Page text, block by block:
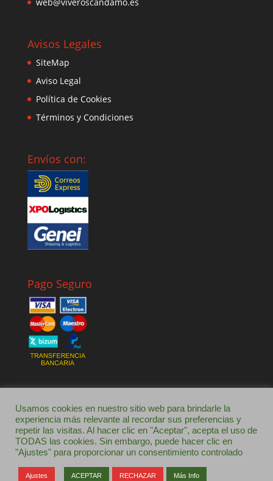
Avisos Legales
SiteMap
Aviso Legal
Política de Cookies
Términos y Condiciones
Envíos con:
Pago Seguro
INICIO TIENDA ONLINE
SOBRE NOSOTROS
BLOG
LOCALIZACIÓN Y CONTACTO
Usamos cookies en nuestro sitio web para brindarle la
experiencia más relevante al recordar sus preferencias y
repetir las visitas. Al hacer clic en "Aceptar", acepta el uso de
TODAS las cookies. Sin embargo, puede hacer clic en
"Ajustes" para proporcionar un consentimiento controlado
Ajustes ACEPTAR RECHAZAR Más Info